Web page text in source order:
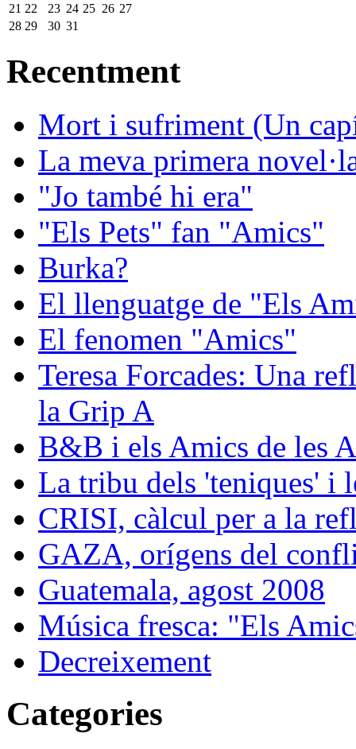
21 22 23 24 25 26 27
28 29 30 31
Recentment
Mort i sufriment (Un
La meva primera
"Jo també hi era"
"Els Pets" fan "Amics"
Burka?
El llenguatge de "Els
El fenomen "Amics"
Teresa Forcades: Una
la Grip A
B&B i els Amics de les
La tribu dels 'teniques' i
CRISI, càlcul per a la
GAZA, orígens del
Guatemala, agost 2008
Música fresca: "Els
Decreixement
Categories